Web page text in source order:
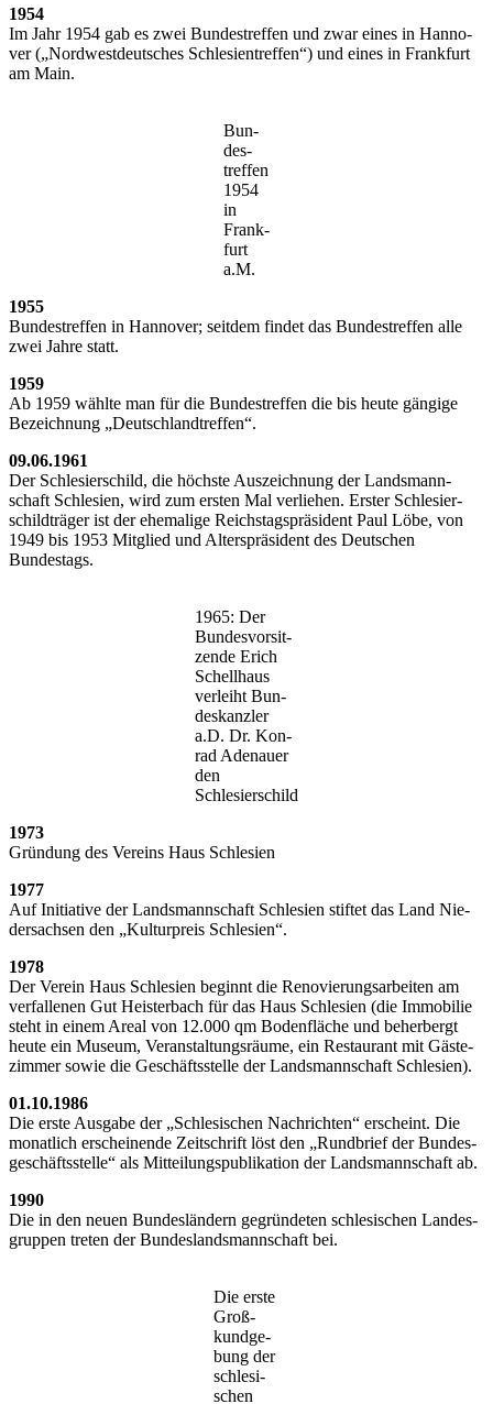
1954
Im Jahr 1954 gab es zwei Bun­des­tref­fen und zwar eines in Han­no­
ver („Nord­west­deut­sches Schle­si­en­tref­fen“) und eines in Frank­furt
am Main.
Bun­
des­
tref­fen
1954
in
Frank­
furt
a.M.
1955
Bun­des­tref­fen in Han­no­ver; seit­dem fin­det das Bun­des­tref­fen alle
zwei Jah­re statt.
1959
Ab 1959 wähl­te man für die Bun­des­tref­fen die bis heu­te gän­gi­ge
Bezeich­nung „Deutsch­land­tref­fen“.
09.06.1961
Der Schle­si­er­schild, die höchs­te Aus­zeich­nung der Lands­mann­
schaft Schle­si­en, wird zum ers­ten Mal ver­lie­hen. Ers­ter Schle­si­er­
schild­trä­ger ist der ehe­ma­li­ge Reichs­tags­prä­si­dent Paul Löbe, von
1949 bis 1953 Mit­glied und Alters­prä­si­dent des Deut­schen
Bundestags.
1965: Der
Bun­des­vor­sit­
zen­de Erich
Schell­haus
ver­leiht Bun­
des­kanz­ler
a.D. Dr. Kon­
rad Ade­nau­er
den
Schlesierschild
1973
Grün­dung des Ver­eins Haus Schlesien
1977
Auf Initia­ti­ve der Lands­mann­schaft Schle­si­en stif­tet das Land Nie­
der­sach­sen den „Kul­tur­preis Schlesien“.
1978
Der Ver­ein Haus Schle­si­en beginnt die Reno­vie­rungs­ar­bei­ten am
ver­fal­le­nen Gut Heis­ter­bach für das Haus Schle­si­en (die Immo­bi­lie
steht in einem Are­al von 12.000 qm Boden­flä­che und beher­bergt
heu­te ein Muse­um, Ver­an­stal­tungs­räu­me, ein Restau­rant mit Gäs­te­
zim­mer sowie die Geschäfts­stel­le der Lands­mann­schaft Schlesien).
01.10.1986
Die ers­te Aus­ga­be der „Schle­si­schen Nach­rich­ten“ erscheint. Die
monat­lich erschei­nen­de Zeit­schrift löst den „Rund­brief der Bun­des­
ge­schäfts­stel­le“ als Mit­tei­lungs­pu­bli­ka­ti­on der Lands­mann­schaft ab.
1990
Die in den neu­en Bun­des­län­dern gegrün­de­ten schle­si­schen Lan­des­
grup­pen tre­ten der Bun­des­lands­mann­schaft bei.
Die ers­te
Groß­
kund­ge­
bung der
schle­si­
schen